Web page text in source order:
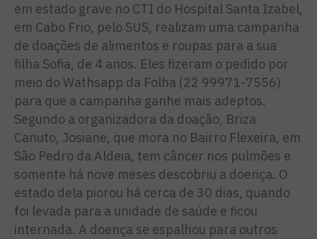
em estado grave no CTI do Hospital Santa Izabel,
em Cabo Frio, pelo SUS, realizam uma campanha
de doações de alimentos e roupas para a sua
filha Sofia, de 4 anos. Eles fizeram o pedido por
meio do Wathsapp da Folha (22 99971-7556)
para que a campanha ganhe mais adeptos.
Segundo a organizadora da doação, Briza
Canuto, Josiane, que mora no Bairro Flexeira, em
São Pedro da Aldeia, tem câncer nos pulmões e
somente há nove meses descobriu a doença. O
estado dela piorou há cerca de 30 dias, quando
foi levada para a unidade de saúde e ficou
internada. A doença se espalhou para outros